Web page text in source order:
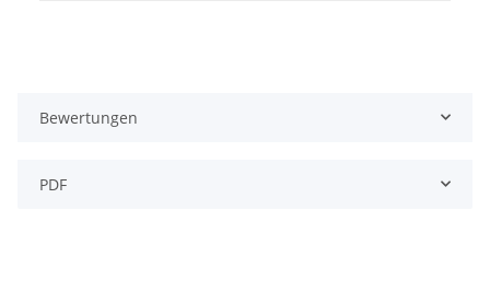
Bewertungen
PDF